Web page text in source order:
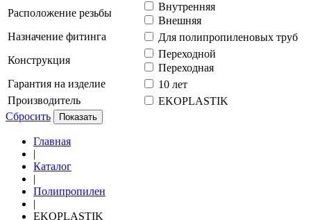
Расположение резьбы
Внутренняя
Внешняя
Назначение фитинга
Для полипропиленовых труб
Конструкция
Переходной
Переходная
Гарантия на изделие
10 лет
Производитель
EKOPLASTIK
Сбросить
Показать
Главная
|
Каталог
|
Полипропилен
|
EKOPLASTIK